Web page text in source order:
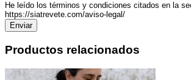
He leído los términos y condiciones citados en la
https://siatrevete.com/aviso-legal/
Productos relacionados